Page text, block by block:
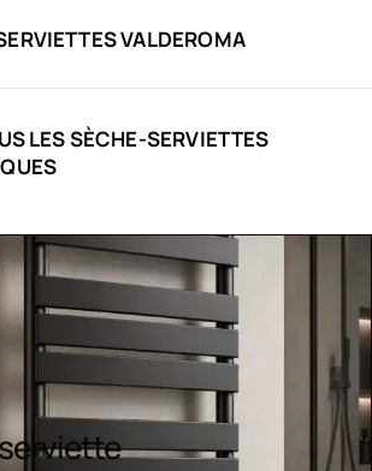
VALDEROMA
LES SÈCHE-SERVIETTES
colorés